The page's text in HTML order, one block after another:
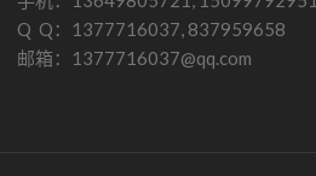
Q Q：1377716037, 837959658
邮箱：1377716037@qq.com